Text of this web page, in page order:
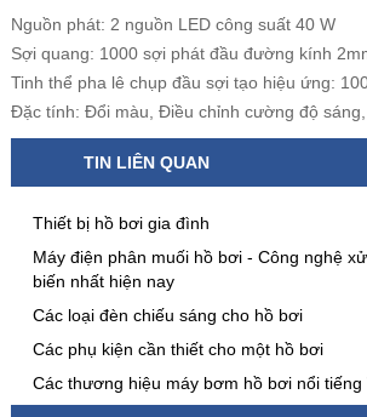
Nguồn phát: 2 nguồn LED công suất 40 W
Sợi quang: 1000 sợi phát đầu đường kính
Tinh thể pha lê chụp đầu sợi tạo hiệu ứng:
Đặc tính: Đổi màu, Điều chỉnh cường độ
TIN LIÊN QUAN
Thiết bị hồ bơi gia đình
Máy điện phân muối hồ bơi - Công nghệ
biến nhất hiện nay
Các loại đèn chiếu sáng cho hồ bơi
Các phụ kiện cần thiết cho một hồ bơi
Các thương hiệu máy bơm hồ bơi nổi tiếng